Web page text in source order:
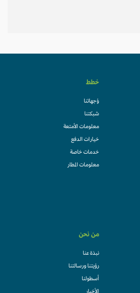
خطط
وُجهاتنا
شبكتنا
معلومات الأمتعة
خيارات الدفع
خدمات خاصة
معلومات المطار
من نحن
نبذة عنا
رؤيتنا ورسالتنا
أسطولنا